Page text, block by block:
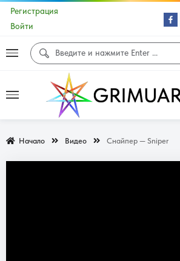
Регистрация
Войти
Начало Видео Снайпер — Sniper